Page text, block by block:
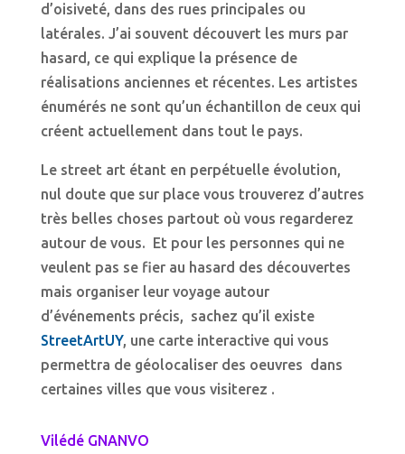
d’oisiveté, dans des rues principales ou
latérales. J’ai souvent découvert les murs par
hasard, ce qui explique la présence de
réalisations anciennes et récentes. Les artistes
énumérés ne sont qu’un échantillon de ceux qui
créent actuellement dans tout le pays.
Le street art étant en perpétuelle évolution,
nul doute que sur place vous trouverez d’autres
très belles choses partout où vous regarderez
autour de vous. Et pour les personnes qui ne
veulent pas se fier au hasard des découvertes
mais organiser leur voyage autour
d’événements précis, sachez qu’il existe
StreetArtUY, une carte interactive qui vous
permettra de géolocaliser des oeuvres dans
certaines villes que vous visiterez .
Vilédé GNANVO